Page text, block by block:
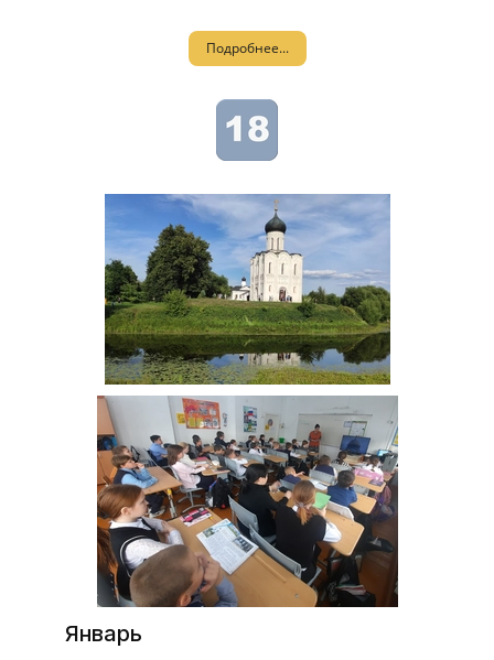
Подробнее...
Январь